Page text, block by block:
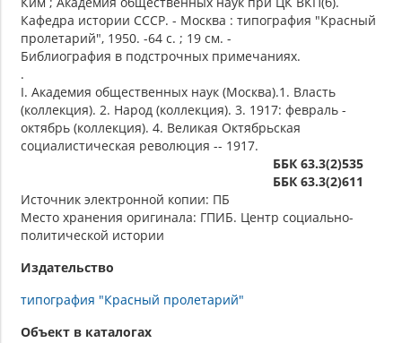
Кафедра истории СССР. - Москва : типография "Красный
пролетарий", 1950. -64 с. ; 19 см. -
Библиография в подстрочных примечаниях.
.
I. Академия общественных наук (Москва).1. Власть
(коллекция). 2. Народ (коллекция). 3. 1917: февраль -
октябрь (коллекция). 4. Великая Октябрьская
социалистическая революция -- 1917.
ББК 63.3(2)535
ББК 63.3(2)611
Источник электронной копии: ПБ
Место хранения оригинала: ГПИБ. Центр социально-
политической истории
Издательство
типография "Красный пролетарий"
Объект в каталогах